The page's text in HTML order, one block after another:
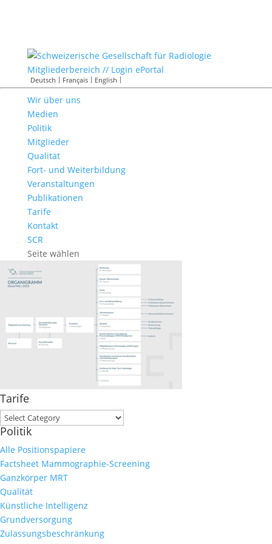
Mitgliederbereich // Login ePortal
Deutsch Français English
Wir über uns
Medien
Politik
Mitglieder
Qualität
Fort- und Weiterbildung
Veranstaltungen
Publikationen
Tarife
Kontakt
SCR
Seite wählen
Tarife
Tarife
Politik
Alle Positionspapiere
Factsheet Mammographie-Screening
Ganzkörper MRT
Qualität
Künstliche Intelligenz
Grundversorgung
Zulassungsbeschränkung